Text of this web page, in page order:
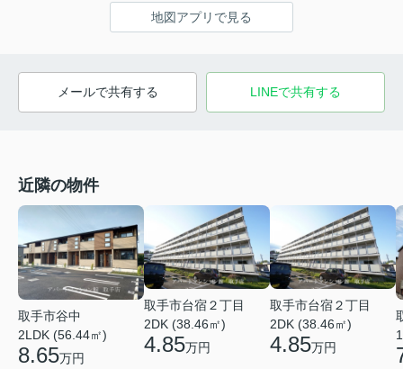
地図アプリで見る
メールで共有する LINEで共有する
近隣の物件
取手市谷中
2LDK (56.44㎡)
8.65万円
取手市台宿２丁目
2DK (38.46㎡)
4.85万円
取手市台宿２丁目
2DK (38.46㎡)
4.85万円